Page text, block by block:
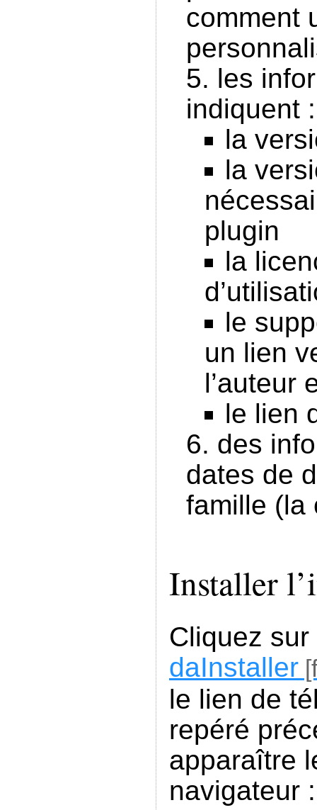
comment
les
indiquent :
la
la
plugin
la
le
un lien
l’auteur
le lien
des
dates de
famille (la
Installer
Cliquez sur
daInstaller
le lien de
repéré
apparaître
navigateur :